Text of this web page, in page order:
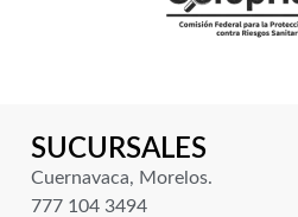
SUCURSALES
Cuernavaca, Morelos.
777 104 3494